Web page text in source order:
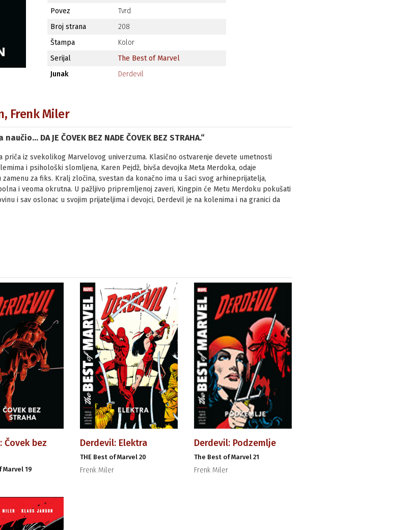
Povez
Tvrd
Broj strana
208
Štampa
Kolor
Serijal
The Best of Marvel
Junak
Derdevil
Frenk Miler
naučio... DA JE ČOVEK BEZ NADE ČOVEK BEZ STRAHA.“
priča iz svekolikog Marvelovog univerzuma. Klasično ostvarenje devete umetnosti
i psihološki slomljena, Karen Pejdž, bivša devojka Meta Merdoka, odaje
za fiks. Kralj zločina, svestan da konačno ima u šaci svog arhineprijatelja,
i veoma okrutna. U pažljivo pripremljenoj zaveri, Kingpin će Metu Merdoku pokušati
i sav oslonac u svojim prijateljima i devojci, Derdevil je na kolenima i na granici da
Čovek bez
Marvel 19
Derdevil: Elektra
THE Best of Marvel 20
Frenk Miler
Derdevil: Podzemlje
The Best of Marvel 21
Frenk Miler